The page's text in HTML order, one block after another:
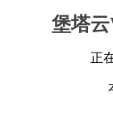
堡塔
正